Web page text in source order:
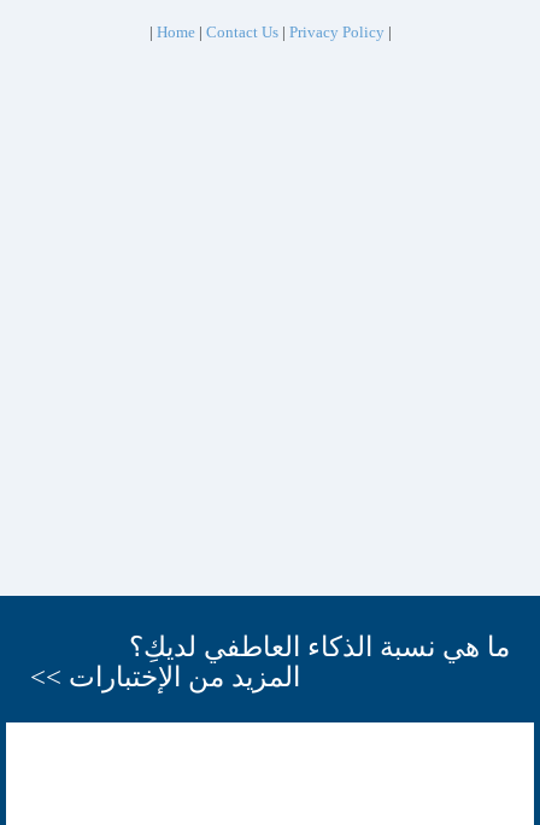
Home|Contact Us|Privacy Policy
|
ما هي نسبة الذكاء العاطفي لديكِ؟
المزيد من الإختبارات >>